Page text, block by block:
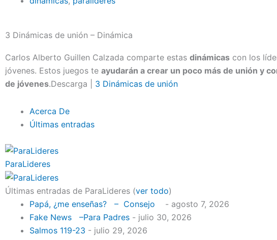
3 Dinámicas de unión – Dinámica
Carlos Alberto Guillen Calzada comparte estas dinámicas con los
jóvenes. Estos juegos te ayudarán a crear un poco más de unión y
de jóvenes.Descarga | 3 Dinámicas de unión
Acerca De
Últimas entradas
ParaLideres
Últimas entradas de ParaLideres (ver todo)
Papá, ¿me enseñas? – Consejo
- agosto 7, 2026
Fake News –Para Padres - julio 30, 2026
Salmos 119-23 - julio 29, 2026